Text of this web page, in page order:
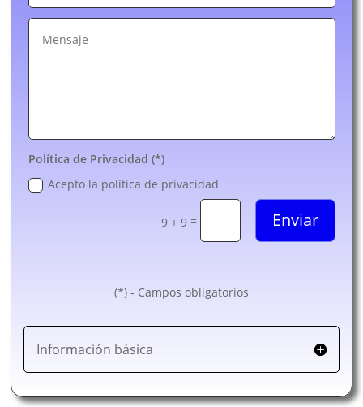
Política de Privacidad (*)
Acepto la política de privacidad
9 + 9= Enviar
(*) - Campos obligatorios
Información básica